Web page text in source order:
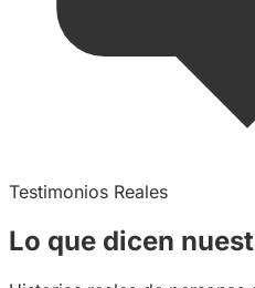
Testimonios Reales
Lo que dicen